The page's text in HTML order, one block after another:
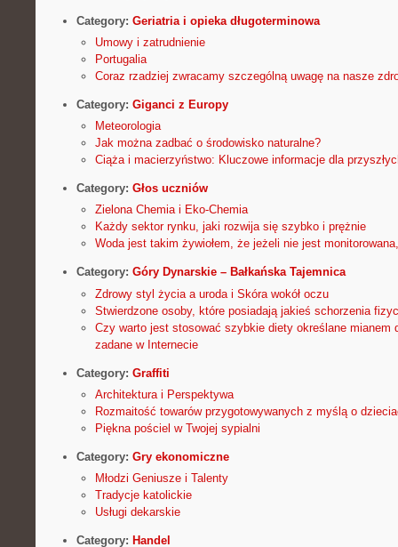
Category: Geriatria i opieka długoterminowa
Umowy i zatrudnienie
Portugalia
Coraz rzadziej zwracamy szczególną uwagę na nasze
Category: Giganci z Europy
Meteorologia
Jak można zadbać o środowisko naturalne?
Ciąża i macierzyństwo: Kluczowe informacje dla
Category: Głos uczniów
Zielona Chemia i Eko-Chemia
Każdy sektor rynku, jaki rozwija się szybko i prężnie
Woda jest takim żywiołem, że jeżeli nie jest
Category: Góry Dynarskie – Bałkańska Tajemnica
Zdrowy styl życia a uroda i Skóra wokół oczu
Stwierdzone osoby, które posiadają jakieś schorzenia
Czy warto jest stosować szybkie diety określane mianem
zadane w Internecie
Category: Graffiti
Architektura i Perspektywa
Rozmaitość towarów przygotowywanych z myślą o
Piękna pościel w Twojej sypialni
Category: Gry ekonomiczne
Młodzi Geniusze i Talenty
Tradycje katolickie
Usługi dekarskie
Category: Handel